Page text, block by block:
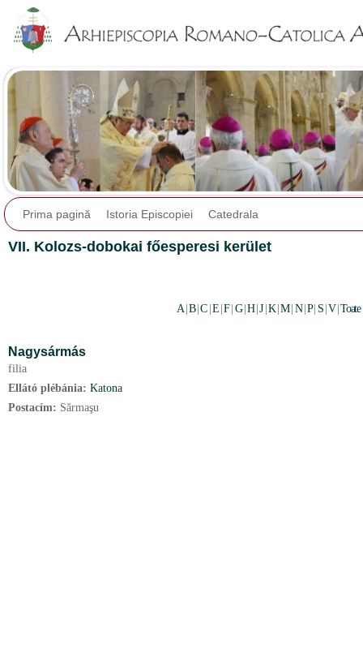
Prima pagină Istoria Episcopiei Catedrala
VII. Kolozs-dobokai főesperesi kerület
A B |C E |F G H |J K |M N |P S V |Toate
Nagysármás
filia
Ellátó plébánia: Katona
Postacím: Sărmaşu